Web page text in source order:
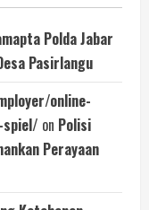
Polda Jabar
Pasirlangu
online-
on Polisi
Perayaan